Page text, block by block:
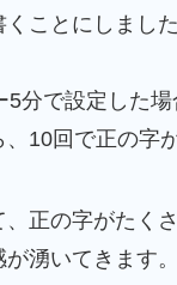
ことにしました
5分で設定した
10回で正の字
正の字がたく
湧いてきます。